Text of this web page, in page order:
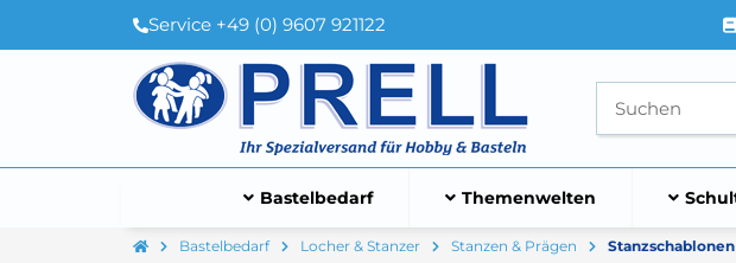
Service +49 (0) 9607 921122
Bastelbedarf Themenwelten
Bastelbedarf Locher & Stanzer Stanzen & Prägen